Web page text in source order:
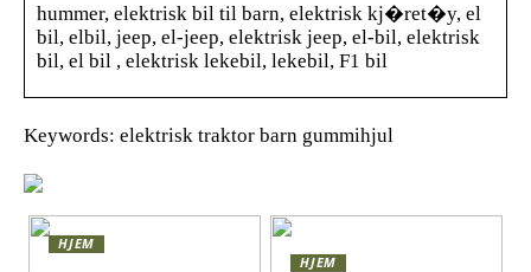
hummer, elektrisk bil til barn, elektrisk kj�ret�y, el
bil, elbil, jeep, el-jeep, elektrisk jeep, el-bil, elektrisk
bil, el bil , elektrisk lekebil, lekebil, F1 bil
Keywords: elektrisk traktor barn gummihjul
HJEM
HJEM